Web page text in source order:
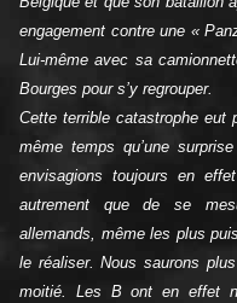
engagement contre une «
Lui-même avec sa
Bourges pour s’y regrouper.
Cette terrible catastrophe eut
même temps qu’une
envisagions toujours en
autrement que de se
allemands, même les plus
le réaliser. Nous saurons
moitié. Les B ont en effet